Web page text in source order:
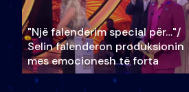
"Një falenderim special për…"/
Selin falënderon produksionin
mes emocionesh të forta